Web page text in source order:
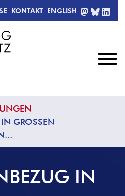
KONTAKT ENGLISH
GROSSEN S
IN